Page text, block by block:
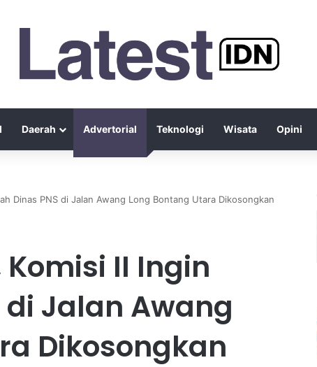
Daerah Advertorial Teknologi Wisata Opini
Dinas PNS di Jalan Awang Long Bontang Utara Dikosongkan
II Ingin
di Jalan Awang
Dikosongkan